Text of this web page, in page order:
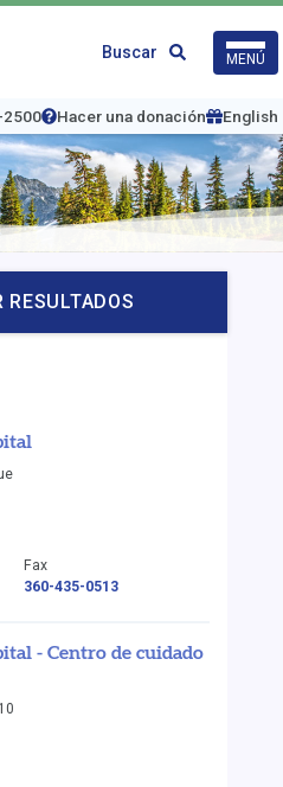
Hacer una donación English
Buscar MENÚ
RESULTADOS
Fax
360-435-0513
- Centro de cuidado